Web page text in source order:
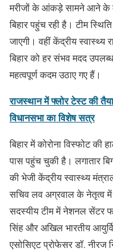
मरीजों के आंकड़े सामने आने के
बिहार पहुंच रही है। टीम
जाएगी। वहीं केंद्रीय स्वास्थ्य
बिहार को हर संभव मदद
महत्वपूर्ण कदम उठाए गए हैं।
राजस्थान में फ्लोर टेस्ट की
विधानसभा का विशेष सत्र
बिहार में कोरोना विस्फोट
पास पहुंच चुकी है। लगातार
की भेजी केंद्रीय स्वास्थ्य
सचिव लव अग्रवाल के नेतृत्व में
सदस्यीय टीम में नेशनल सेंटर
सिंह और अखिल भारतीय
एसोसिएट प्रोफेसर डॉ. नीरज